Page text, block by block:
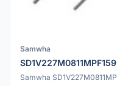
Samwha
SD1V227M0811MPF159